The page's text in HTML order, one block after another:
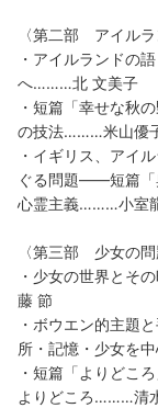
〈第二部 アイルラ
・アイルランドの
へ………北 文美子
・短篇「幸せな秋
の技法………米山優
・イギリス、アイ
ぐる問題——短篇「
心霊主義………小室
〈第三部 少女の問
・少女の世界と
藤 節
・ボウエン的主題
所・記憶・少女を
・短篇「よりどこ
よりどころ………清